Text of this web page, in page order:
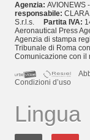
Agenzia: AVIONEWS
responsabile:
S.r.l.s.
Partita IVA:
Aeronautical Press
Agenzia di stampa
Tribunale di Roma
Comunicazione con il
Condizioni d’uso
Lingua